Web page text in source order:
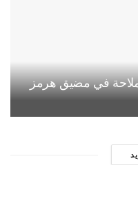
في مضيق هرمز